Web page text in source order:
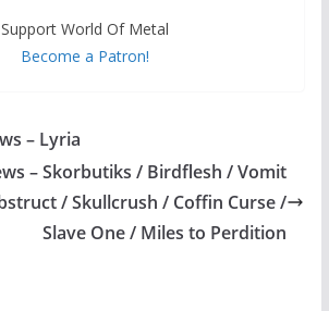
Support World Of Metal
Become a Patron!
– Lyria
– Skorbutiks / Birdflesh / Vomit
/ Skullcrush / Coffin Curse /
Slave One / Miles to Perdition